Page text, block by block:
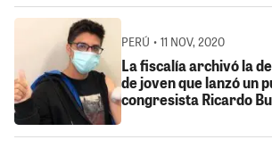
PERÚ • 11 NOV, 2020
La fiscalía archivó la
de joven que lanzó un
congresista Ricardo